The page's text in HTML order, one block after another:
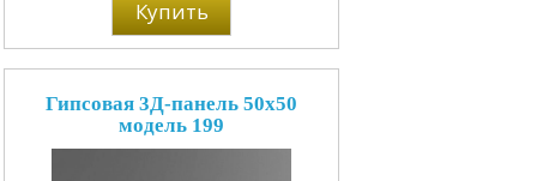
Купить
Гипсовая 3Д-панель 50x50
модель 199